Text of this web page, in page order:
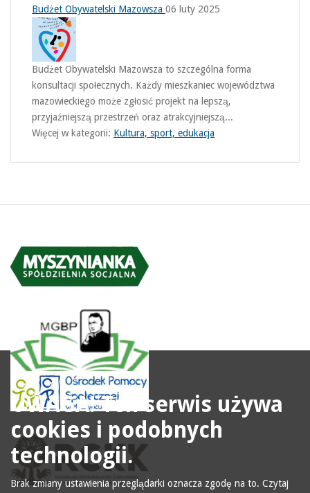
Budżet Obywatelski Mazowsza 06 luty 2025
Budżet Obywatelski Mazowsza to szczególna forma
konsultacji społecznych. Każdy mieszkaniec województwa
mazowieckiego może zgłosić projekt na lepszą,
przyjaźniejszą przestrzeń oraz atrakcyjniejszą...
Więcej w kategorii: Kultura, sport, edukacja
UWAGA! Ten serwis używa
cookies i podobnych
technologii.
Brak zmiany ustawienia przeglądarki oznacza zgodę na to. Czytaj